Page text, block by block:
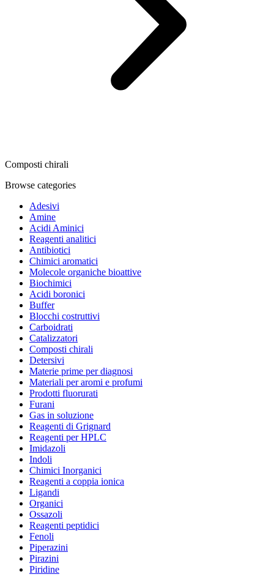
Composti chirali
Browse categories
Adesivi
Amine
Acidi Aminici
Reagenti analitici
Antibiotici
Chimici aromatici
Molecole organiche bioattive
Biochimici
Acidi boronici
Buffer
Blocchi costruttivi
Carboidrati
Catalizzatori
Composti chirali
Detersivi
Materie prime per diagnosi
Materiali per aromi e profumi
Prodotti fluorurati
Furani
Gas in soluzione
Reagenti di Grignard
Reagenti per HPLC
Imidazoli
Indoli
Chimici Inorganici
Reagenti a coppia ionica
Ligandi
Organici
Ossazoli
Reagenti peptidici
Fenoli
Piperazini
Pirazini
Piridine